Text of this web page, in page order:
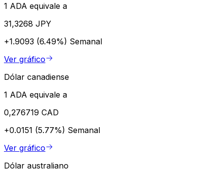
1 ADA equivale a
31,3268 JPY
+1.9093 (6.49%) Semanal
Ver gráfico
Dólar canadiense
1 ADA equivale a
0,276719 CAD
+0.0151 (5.77%) Semanal
Ver gráfico
Dólar australiano